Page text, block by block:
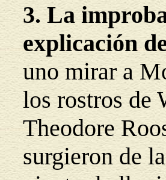
3. La
explicación
uno mirar a
los rostros de
Theodore
surgieron de